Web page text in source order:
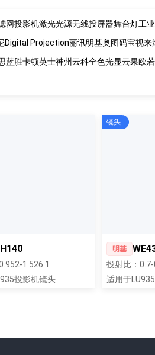
网投影机激光光源无线投屏器舞台灯工
Digital Projection丽讯明基奥图码宝视来
蓝胜卡顿英士神州云科全色光显云果欧
1.526:1
投影机镜头
明基
投射比：0.7-
适用于
镜头